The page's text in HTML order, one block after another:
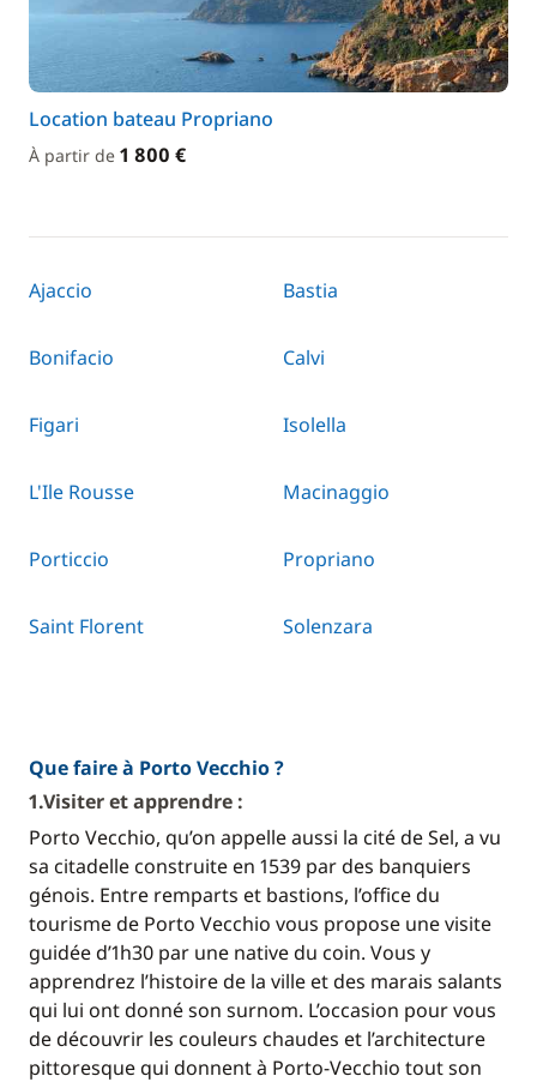
Location bateau Propriano
À partir de 1 800 €
Ajaccio Bastia
Bonifacio Calvi
Figari Isolella
L'Ile Rousse Macinaggio
Porticcio Propriano
Saint Florent Solenzara
Que faire à Porto Vecchio ?
1.Visiter et apprendre :
Porto Vecchio, qu’on appelle aussi la cité de Sel, a vu
sa citadelle construite en 1539 par des banquiers
génois. Entre remparts et bastions, l’office du
tourisme de Porto Vecchio vous propose une visite
guidée d’1h30 par une native du coin. Vous y
apprendrez l’histoire de la ville et des marais salants
qui lui ont donné son surnom. L’occasion pour vous
de découvrir les couleurs chaudes et l’architecture
pittoresque qui donnent à Porto-Vecchio tout son